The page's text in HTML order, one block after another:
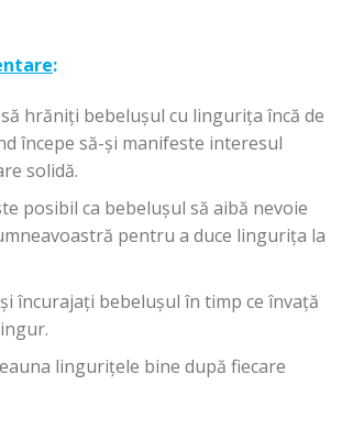
:
hrăniți bebelușul cu lingurița încă de
începe să-și manifeste interesul
solidă.
posibil ca bebelușul să aibă nevoie
pentru a duce lingurița la
încurajați bebelușul în timp ce învață
lingurițele bine după fiecare